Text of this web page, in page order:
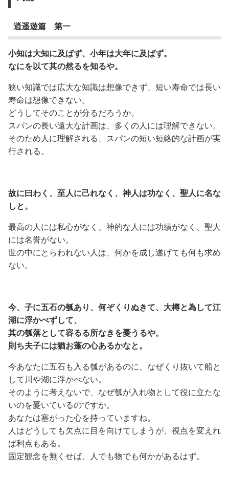
逍遥遊篇 第一
小知は大知に及ばず、小年は大年に及ばず。
なにを以て其の然るを知るや。
狭い知識では広大な知識は想像できず、短い寿命では長い
寿命は想像できない。
どうしてそのことが分るだろうか。
スパンの長い遠大な計画は、多くの人には理解できない。
そのため人に理解される、スパンの短い短絡的な計画が実
行される。
故に曰わく、至人に己れなく、神人は功なく、聖人に名な
しと。
最高の人には私心がなく、神的な人には功績がなく、聖人
には名誉がない。
世の中にとらわれない人は、何かを成し遂げても何も求め
ない。
今、子に五石の瓠あり、何ぞくりぬきて、大樽と為して江
湖に浮かべずして、
其の瓠落として容るる所なきを憂うるや。
則ち夫子には猶お蓬の心あるかなと。
今あなたに五石も入る瓠があるのに、なぜくり抜いて船と
して川や湖に浮かべない。
そのように考えないで、なぜ瓠が入れ物として役に立たな
いのを憂いているのですか。
あなたは塞がった心を持っていますね。
人はどうしても欠点に目を向けてしまうが、視点を変えれ
ば利点もある。
固定観念を無くせば、人でも物でも何かがあるはず。